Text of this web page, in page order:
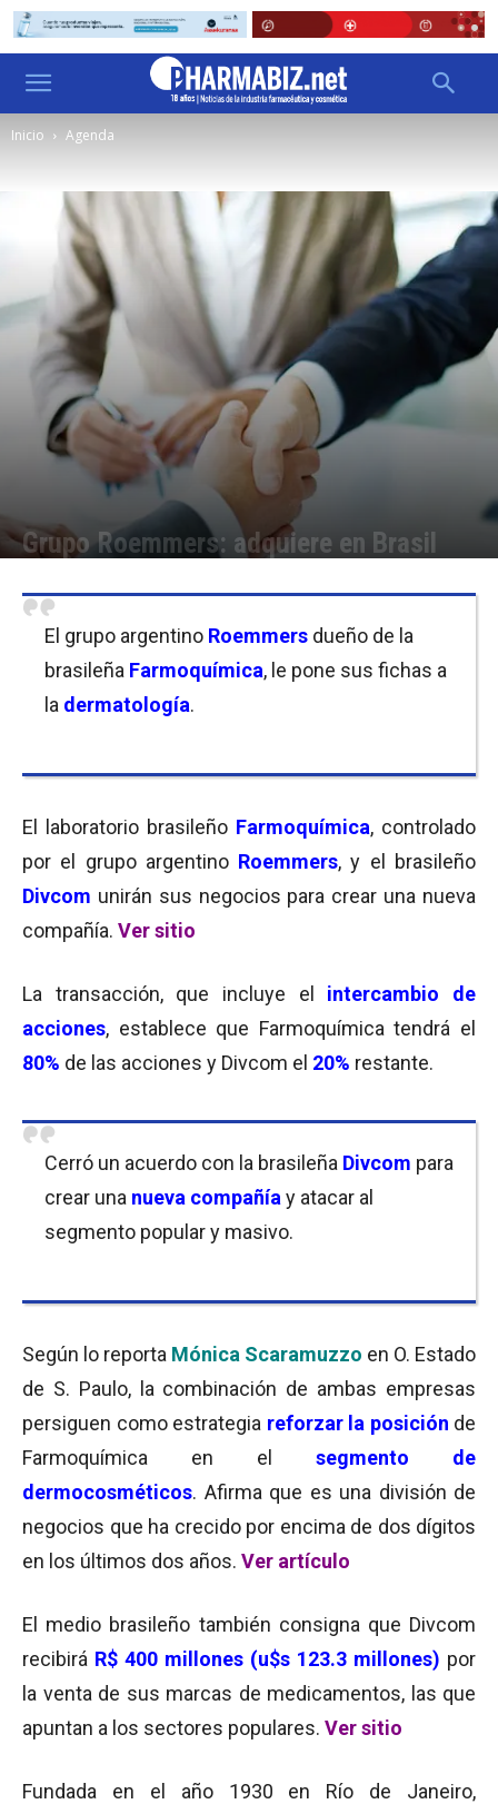
Inicio Agenda
Grupo Roemmers: adquiere en Brasil
El grupo argentino Roemmers dueño de la
brasileña Farmoquímica, le pone sus fichas a
la dermatología.
El laboratorio brasileño Farmoquímica, controlado
por el grupo argentino Roemmers, y el brasileño
Divcom unirán sus negocios para crear una nueva
compañía. Ver sitio
La transacción, que incluye el intercambio de
acciones, establece que Farmoquímica tendrá el
80% de las acciones y Divcom el 20% restante.
Cerró un acuerdo con la brasileña Divcom para
crear una nueva compañía y atacar al
segmento popular y masivo.
Según lo reporta Mónica Scaramuzzo en O. Estado
de S. Paulo, la combinación de ambas empresas
persiguen como estrategia reforzar la posición de
Farmoquímica en el segmento de
dermocosméticos. Afirma que es una división de
negocios que ha crecido por encima de dos dígitos
en los últimos dos años. Ver artículo
El medio brasileño también consigna que Divcom
recibirá R$ 400 millones (u$s 123.3 millones) por
la venta de sus marcas de medicamentos, las que
apuntan a los sectores populares. Ver sitio
Fundada en el año 1930 en Río de Janeiro,